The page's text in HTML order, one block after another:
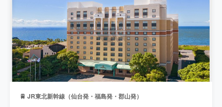
🚆 JR東北新幹線（仙台発・福島発・郡山発）